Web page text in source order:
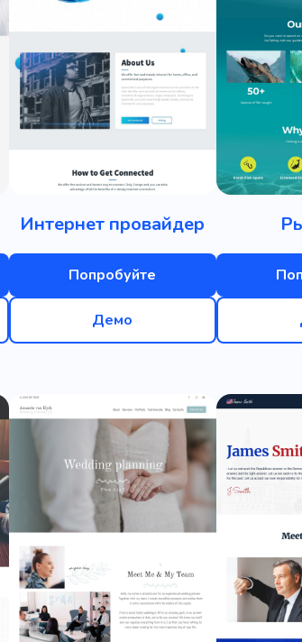
Интернет провайдер
Попробуйте
Демо